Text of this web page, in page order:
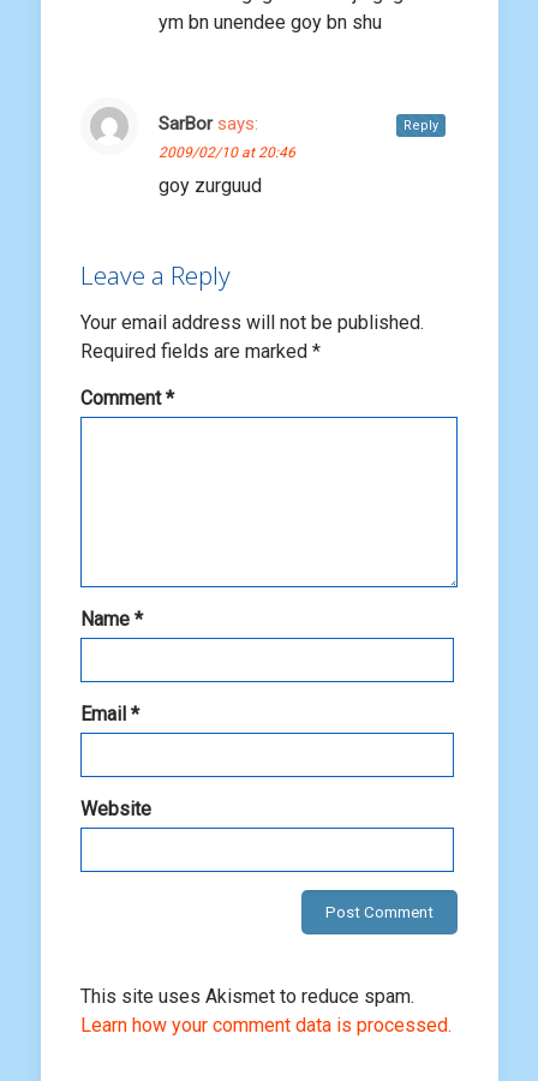
ym bn unendee goy bn shu
SarBor says:
2009/02/10 at 20:46
goy zurguud
Reply
Leave a Reply
Your email address will not be published.
Required fields are marked *
Comment*
Name *
Email *
Website
This site uses Akismet to reduce spam.
Learn how your comment data is processed.